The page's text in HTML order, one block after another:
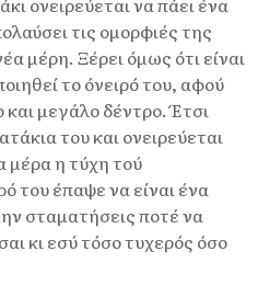
τις ομορφιές της
μέρη. Ξέρει όμως ότι είναι
το όνειρό του, αφού
μεγάλο δέντρο. Έτσι
του και ονειρεύεται
μέρα η τύχη τού
του έπαψε να είναι ένα
σταματήσεις ποτέ να
κι εσύ τόσο τυχερός όσο